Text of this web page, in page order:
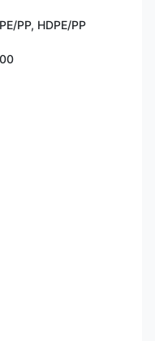
PP, HDPE/PP